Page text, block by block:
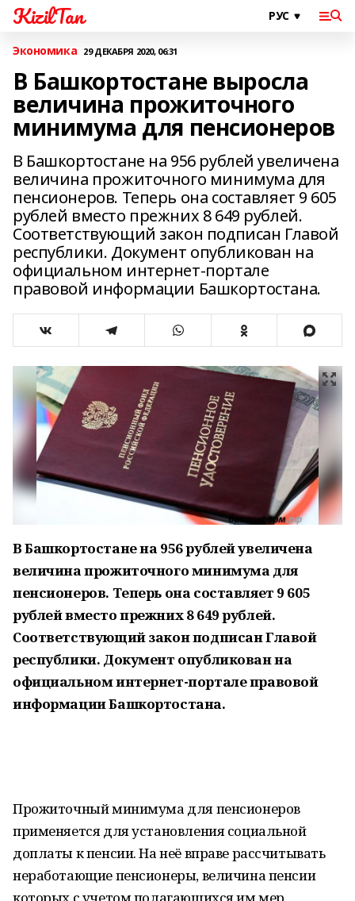
KizilTan
Экономика 29 ДЕКАБРЯ 2020, 06:31
В Башкортостане выросла
величина прожиточного
минимума для пенсионеров
В Башкортостане на 956 рублей увеличена
величина прожиточного минимума для
пенсионеров. Теперь она составляет 9 605
рублей вместо прежних 8 649 рублей.
Соответствующий закон подписан Главой
республики. Документ опубликован на
официальном интернет-портале
правовой информации Башкортостана.
В Башкортостане на 956 рублей увеличена
величина прожиточного минимума для
пенсионеров. Теперь она составляет 9 605
рублей вместо прежних 8 649 рублей.
Соответствующий закон подписан Главой
республики. Документ опубликован на
официальном интернет-портале правовой
информации Башкортостана.
Прожиточный минимума для пенсионеров
применяется для установления социальной
доплаты к пенсии. На неё вправе рассчитывать
неработающие пенсионеры, величина пенсии